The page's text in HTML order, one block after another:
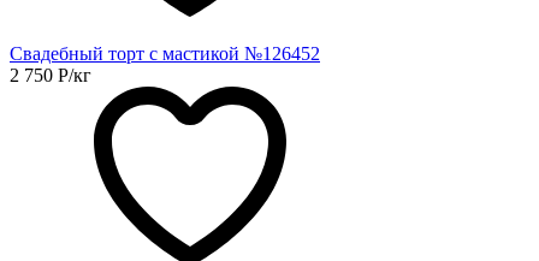
Свадебный торт с мастикой №126452
2 750 Р/кг